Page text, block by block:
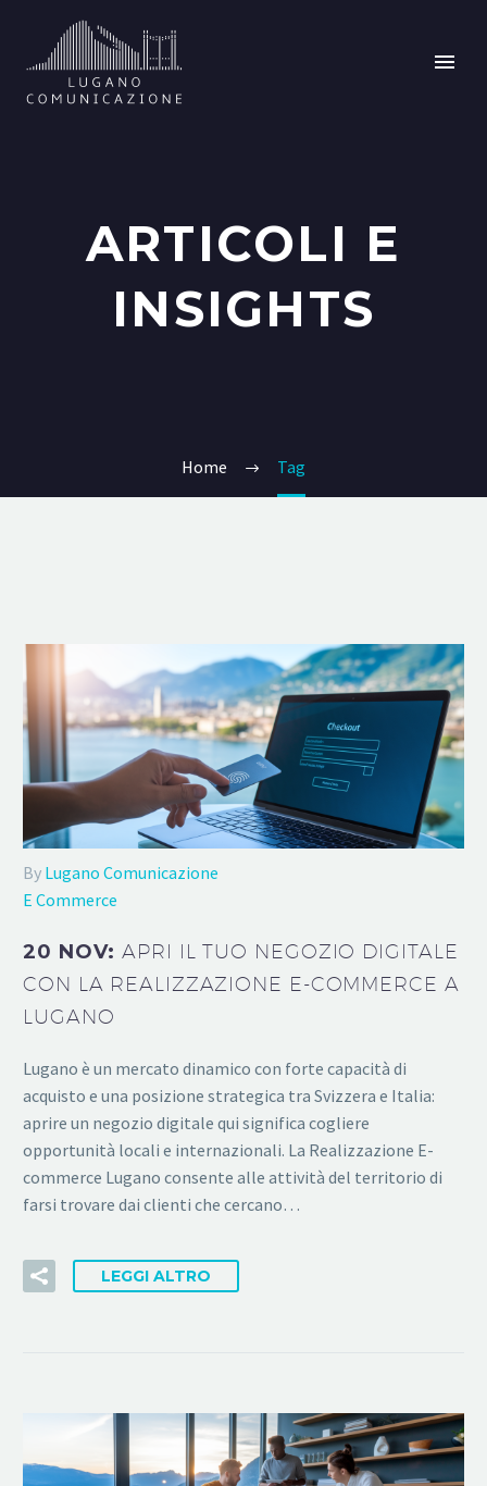
ARTICOLI E
INSIGHTS
Home Tag
By Lugano Comunicazione
E Commerce
20 NOV:APRI IL TUO NEGOZIO DIGITALE
CON LA REALIZZAZIONE E-COMMERCE A
LUGANO
Lugano è un mercato dinamico con forte capacità di
acquisto e una posizione strategica tra Svizzera e Italia:
aprire un negozio digitale qui significa cogliere
opportunità locali e internazionali. La Realizzazione E-
commerce Lugano consente alle attività del territorio di
farsi trovare dai clienti che cercano…
LEGGI ALTRO